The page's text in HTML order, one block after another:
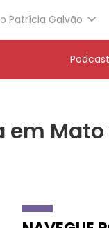
Patrícia Galvão
Podcast
Mato